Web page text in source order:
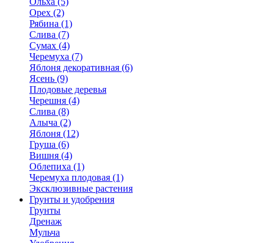
Орех (2)
Рябина (1)
Слива (7)
Сумах (4)
Черемуха (7)
Яблоня декоративная (6)
Ясень (9)
Плодовые деревья
Черешня (4)
Слива (8)
Алыча (2)
Яблоня (12)
Груша (6)
Вишня (4)
Облепиха (1)
Черемуха плодовая (1)
Эксклюзивные растения
Грунты и удобрения
Грунты
Дренаж
Мульча